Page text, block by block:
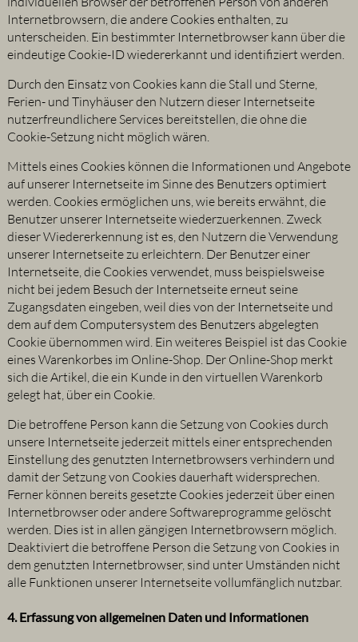
Internetbrowsern, die andere Cookies enthalten, zu
unterscheiden. Ein bestimmter Internetbrowser kann über die
eindeutige Cookie-ID wiedererkannt und identifiziert werden.
Durch den Einsatz von Cookies kann die Stall und Sterne,
Ferien- und Tinyhäuser den Nutzern dieser Internetseite
nutzerfreundlichere Services bereitstellen, die ohne die
Cookie-Setzung nicht möglich wären.
Mittels eines Cookies können die Informationen und Angebote
auf unserer Internetseite im Sinne des Benutzers optimiert
werden. Cookies ermöglichen uns, wie bereits erwähnt, die
Benutzer unserer Internetseite wiederzuerkennen. Zweck
dieser Wiedererkennung ist es, den Nutzern die Verwendung
unserer Internetseite zu erleichtern. Der Benutzer einer
Internetseite, die Cookies verwendet, muss beispielsweise
nicht bei jedem Besuch der Internetseite erneut seine
Zugangsdaten eingeben, weil dies von der Internetseite und
dem auf dem Computersystem des Benutzers abgelegten
Cookie übernommen wird. Ein weiteres Beispiel ist das Cookie
eines Warenkorbes im Online-Shop. Der Online-Shop merkt
sich die Artikel, die ein Kunde in den virtuellen Warenkorb
gelegt hat, über ein Cookie.
Die betroffene Person kann die Setzung von Cookies durch
unsere Internetseite jederzeit mittels einer entsprechenden
Einstellung des genutzten Internetbrowsers verhindern und
damit der Setzung von Cookies dauerhaft widersprechen.
Ferner können bereits gesetzte Cookies jederzeit über einen
Internetbrowser oder andere Softwareprogramme gelöscht
werden. Dies ist in allen gängigen Internetbrowsern möglich.
Deaktiviert die betroffene Person die Setzung von Cookies in
dem genutzten Internetbrowser, sind unter Umständen nicht
alle Funktionen unserer Internetseite vollumfänglich nutzbar.
4. Erfassung von allgemeinen Daten und Informationen